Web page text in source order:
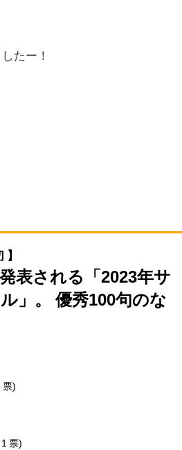
たー！
表される「2023年サ
」。 優秀100句のな
票)
票)